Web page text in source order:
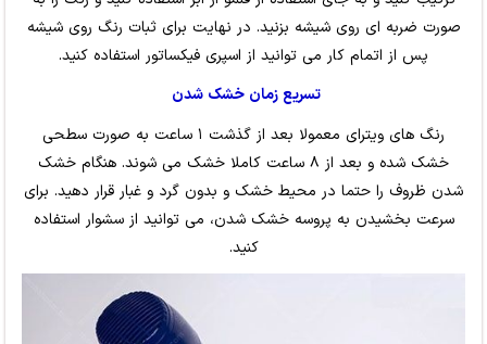
صورت ضربه ای روی شیشه بزنید. در نهایت برای ثبات رنگ روی شیشه
پس از اتمام کار می توانید از اسپری فیکساتور استفاده کنید.
تسریع زمان خشک شدن
رنگ های ویترای معمولا بعد از گذشت ۱ ساعت به صورت سطحی
خشک شده و بعد از ۸ ساعت کاملا خشک می شوند. هنگام خشک
شدن ظروف را حتما در محیط خشک و بدون گرد و غبار قرار دهید. برای
سرعت بخشیدن به پروسه خشک شدن، می توانید از سشوار استفاده
کنید.